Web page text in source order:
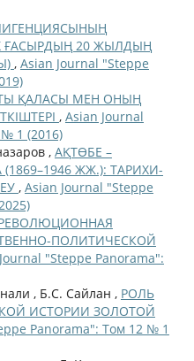
ҒАСЫРДЫҢ 20 ЖЫЛДЫҢ
, Asian Journal "Steppe
ҚАЛАСЫ МЕН ОНЫҢ
, Asian Journal
1 (2016)
, АҚТӨБЕ –
ЖЖ.): ТАРИХИ-
, Asian Journal "Steppe
ПОЛИТИЧЕСКОЙ
"Steppe Panorama":
, Б.С. Сайлан , РОЛЬ
ИСТОРИИ ЗОЛОТОЙ
Panorama": Том 12 № 1